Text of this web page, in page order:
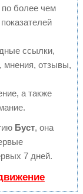
более чем
ссылки,
мнения, отзывы,
а также
Буст, она
7 дней.